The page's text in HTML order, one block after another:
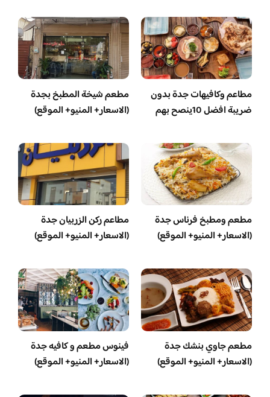
مطاعم وكافيهات جدة بدون
ضريبة افضل 10ينصح بهم
مطعم شيخة المطبخ بجدة
(الاسعار+ المنيو+ الموقع)
مطعم ومطبخ فرناس جدة
(الاسعار+ المنيو+ الموقع)
مطاعم ركن الزربيان جدة
(الاسعار+ المنيو+ الموقع)
مطعم جاوي بنشك جدة
(الاسعار+ المنيو+ الموقع)
فينوس مطعم و كافيه جدة
(الاسعار+ المنيو+ الموقع)